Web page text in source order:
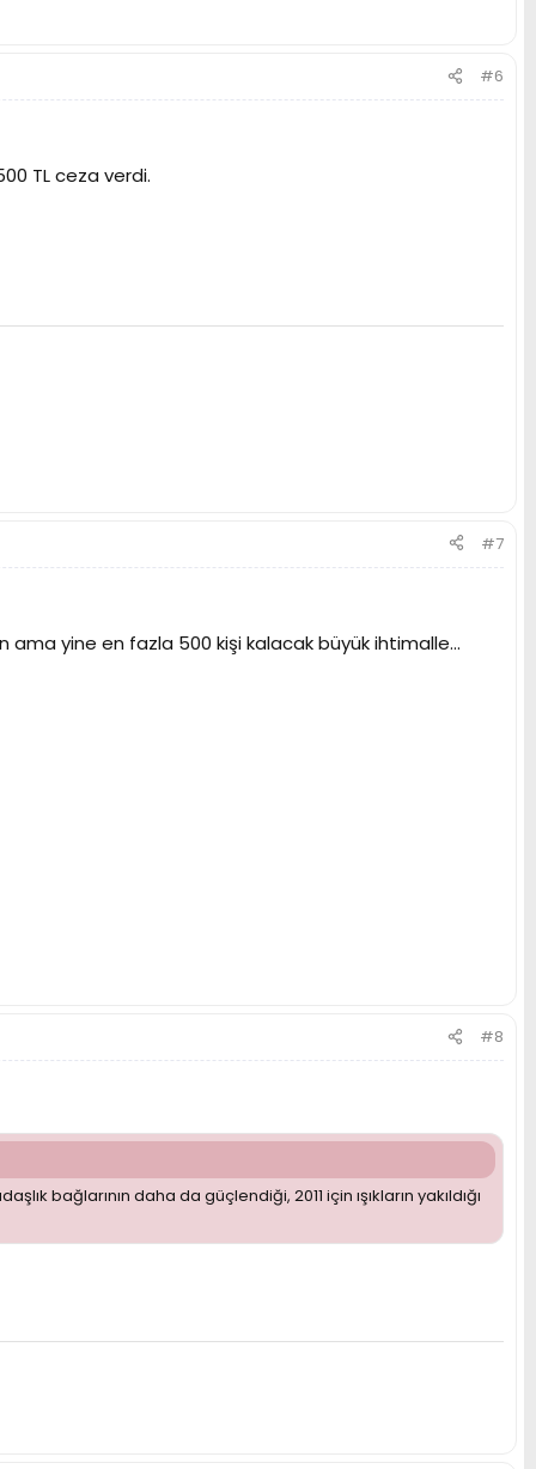
#6
TL ceza verdi.
#7
ama yine en fazla 500 kişi kalacak büyük ihtimalle...
#8
bağlarının daha da güçlendiği, 2011 için ışıkların yakıldığı